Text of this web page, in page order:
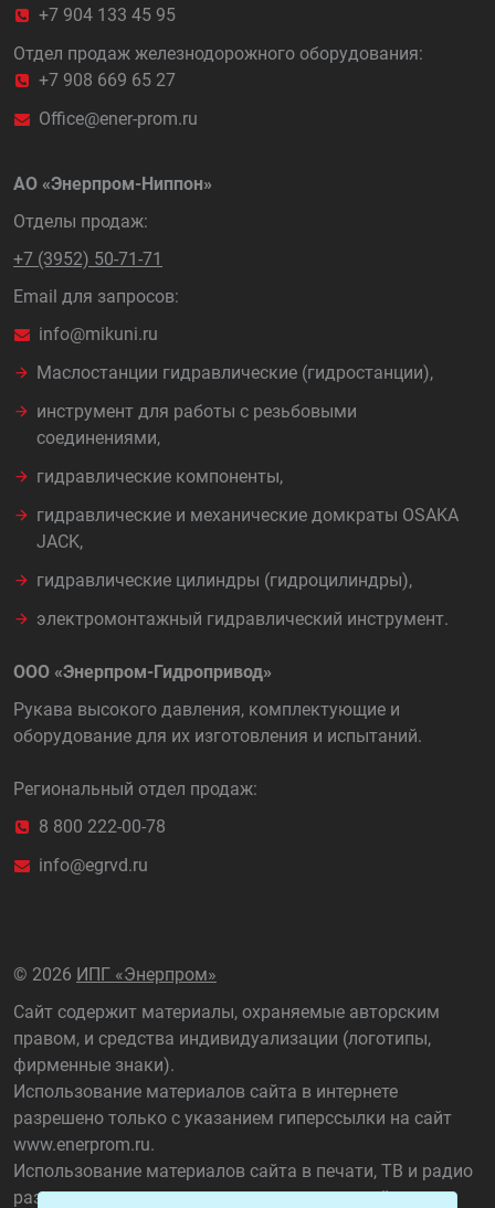
+7 904 133 45 95
Отдел продаж железнодорожного оборудования:
+7 908 669 65 27
Office@ener-prom.ru
АО «Энерпром-Ниппон»
Отделы продаж:
+7 (3952) 50-71-71
Email для запросов:
info@mikuni.ru
Маслостанции гидравлические (гидростанции),
инструмент для работы с резьбовыми
соединениями,
гидравлические компоненты,
гидравлические и механические домкраты OSAKA
JACK,
гидравлические цилиндры (гидроцилиндры),
электромонтажный гидравлический инструмент.
ООО «Энерпром-Гидропривод»
Рукава высокого давления, комплектующие и
оборудование для их изготовления и испытаний.
Региональный отдел продаж:
8 800 222-00-78
info@egrvd.ru
© 2026 ИПГ «Энерпром»
Сайт содержит материалы, охраняемые авторским
правом, и средства индивидуализации (логотипы,
фирменные знаки).
Использование материалов сайта в интернете
разрешено только с указанием гиперссылки на сайт
www.enerprom.ru.
Использование материалов сайта в печати, ТВ и радио
разрешено только с указанием названия сайта